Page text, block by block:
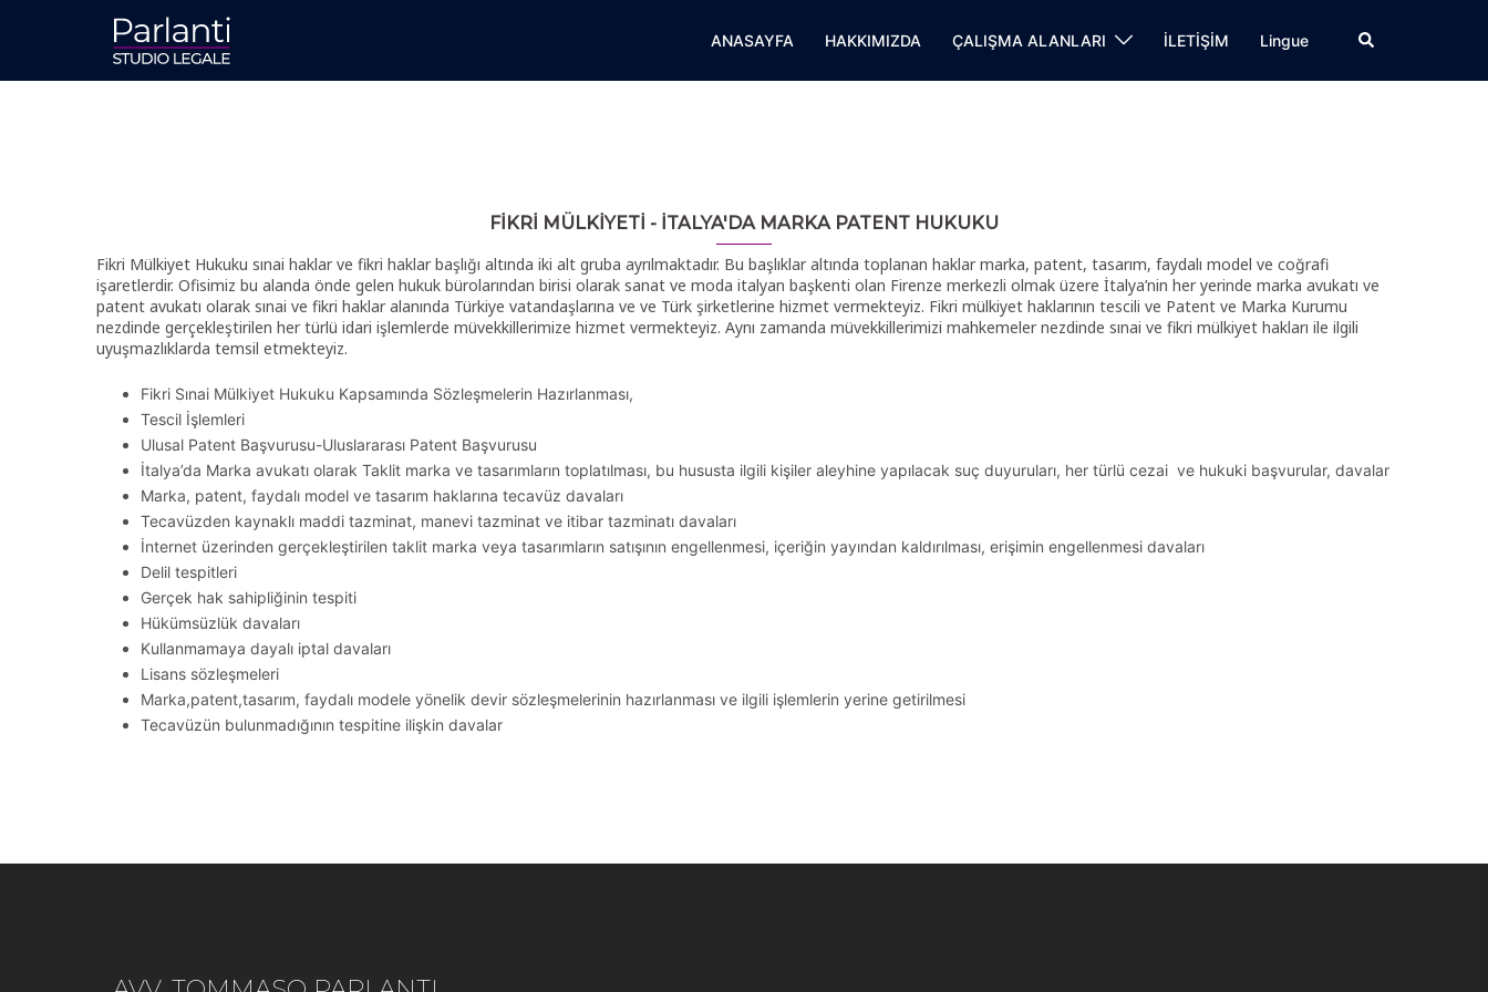
ANASAYFA HAKKIMIZDA ÇALIŞMA ALANLARI İLETİŞİM Lingue Cerca
FİKRİ MÜLKİYETİ - İTALYA'DA MARKA PATENT HUKUKU
Fikri Mülkiyet Hukuku sınai haklar ve fikri haklar başlığı altında iki alt gruba ayrılmaktadır. Bu başlıklar altında toplanan haklar marka, patent, tasarım, faydalı model ve coğrafi
işaretlerdir. Ofisimiz bu alanda önde gelen hukuk bürolarından birisi olarak sanat ve moda italyan başkenti olan Firenze merkezli olmak üzere İtalya’nin her yerinde marka avukatı ve
patent avukatı olarak sınai ve fikri haklar alanında Türkiye vatandaşlarına ve ve Türk şirketlerine hizmet vermekteyiz. Fikri mülkiyet haklarının tescili ve Patent ve Marka Kurumu
nezdinde gerçekleştirilen her türlü idari işlemlerde müvekkillerimize hizmet vermekteyiz. Aynı zamanda müvekkillerimizi mahkemeler nezdinde sınai ve fikri mülkiyet hakları ile ilgili
uyuşmazlıklarda temsil etmekteyiz.
Fikri Sınai Mülkiyet Hukuku Kapsamında Sözleşmelerin Hazırlanması,
Tescil İşlemleri
Ulusal Patent Başvurusu-Uluslararası Patent Başvurusu
İtalya’da Marka avukatı olarak Taklit marka ve tasarımların toplatılması, bu hususta ilgili kişiler aleyhine yapılacak suç duyuruları, her türlü cezai ve hukuki başvurular, davalar
Marka, patent, faydalı model ve tasarım haklarına tecavüz davaları
Tecavüzden kaynaklı maddi tazminat, manevi tazminat ve itibar tazminatı davaları
İnternet üzerinden gerçekleştirilen taklit marka veya tasarımların satışının engellenmesi, içeriğin yayından kaldırılması, erişimin engellenmesi davaları
Delil tespitleri
Gerçek hak sahipliğinin tespiti
Hükümsüzlük davaları
Kullanmamaya dayalı iptal davaları
Lisans sözleşmeleri
Marka,patent,tasarım, faydalı modele yönelik devir sözleşmelerinin hazırlanması ve ilgili işlemlerin yerine getirilmesi
Tecavüzün bulunmadığının tespitine ilişkin davalar